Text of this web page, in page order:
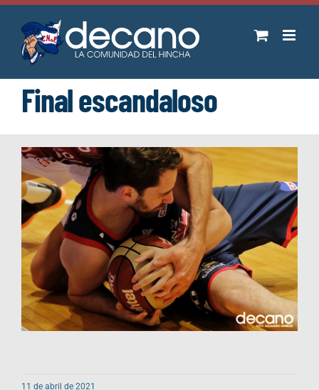
Saltar
contenido
Final escandaloso
11 de abril de 2021